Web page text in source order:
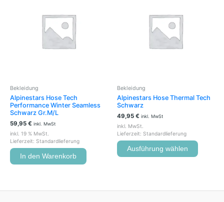
Bekleidung
Alpinestars Hose Tech
Performance Winter Seamless
Schwarz Gr.M/L
59,95 € inkl. MwSt
inkl. 19 % MwSt.
Lieferzeit: Standardlieferung
In den Warenkorb
Bekleidung
Alpinestars Hose Thermal Tech
Schwarz
49,95 € inkl. MwSt
inkl. MwSt.
Lieferzeit: Standardlieferung
Ausführung wählen
gewählt